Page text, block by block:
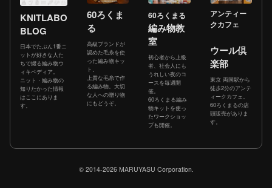
KNITLABO
BLOG
日本でたぶん1番ニ
ットが好きな人た
ちで綴る編み物ウ
ィキペディア。
ニット・編み物の
知りたかった情報
はここにありま
す。
60ろくま
る
高級ブランドが
認めた毛糸を使
った編み物キッ
ト。
上質な毛糸で作
る編み物。大切
な人への贈り物
にもどうぞ。
60ろくまる
編み物教
室
初心者から上級
者、社会人にも
うれしい夜のコ
ースを毎週開
催。
60ろくまる編み
物キットを使っ
たワークショッ
プも開催。
アンティー
クカフェ
ウール倶
楽部
東京 両国駅から
徒歩2分のアンテ
ィークカフェ。
60ろくまるの店
頭販売がありま
す。
© 2014-2026 MARUYASU Corporation.